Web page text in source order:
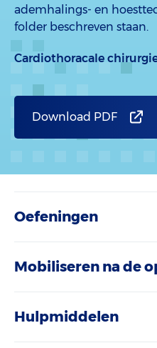
ademhalings- en
folder beschreven staan.
Cardiothoracale
Download PDF
Oefeningen
Mobiliseren na de
Hulpmiddelen